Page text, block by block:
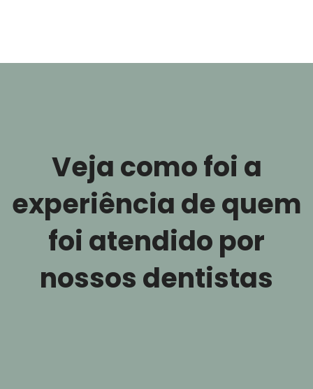
Veja como foi a
experiência de quem
foi atendido por
nossos dentistas